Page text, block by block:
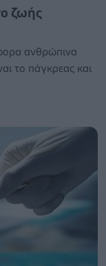
ζωής
ανθρώπινα
το πάγκρεας και